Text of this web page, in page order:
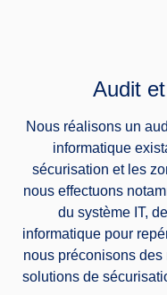
Audit
Nous réalisons un
informatique
sécurisation et les
nous effectuons
du système IT,
informatique pour
nous préconisons
solutions de